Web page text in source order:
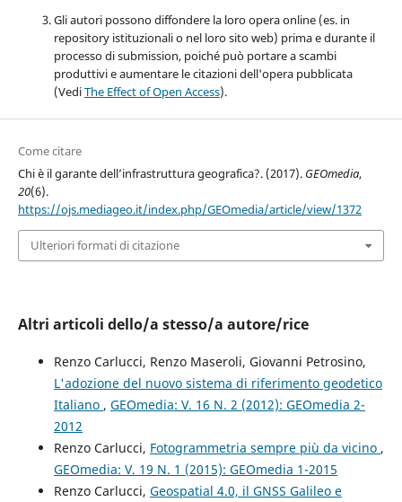
Gli autori possono diffondere la loro opera online (es. in
repository istituzionali o nel loro sito web) prima e durante il
processo di submission, poiché può portare a scambi
produttivi e aumentare le citazioni dell'opera pubblicata
(VediThe Effect of Open Access).
Come citare
Chi è il garante dell’infrastruttura geografica?. (2017). GEOmedia,
20(6).
https://ojs.mediageo.it/index.php/GEOmedia/article/view/1372
Ulteriori formati di citazione
Altri articoli dello/a stesso/a autore/rice
Renzo Carlucci, Renzo Maseroli, Giovanni Petrosino,
L'adozione del nuovo sistema di riferimento geodetico
Italiano , GEOmedia: V. 16 N. 2 (2012): GEOmedia 2-
2012
Renzo Carlucci, Fotogrammetria sempre più da vicino ,
GEOmedia: V. 19 N. 1 (2015): GEOmedia 1-2015
Renzo Carlucci, Geospatial 4.0, il GNSS Galileo e